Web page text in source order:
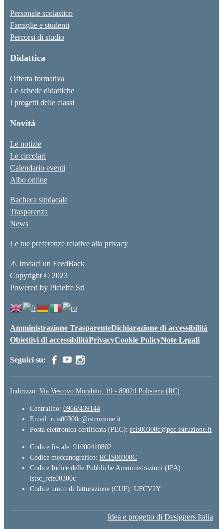
Personale scolastico
Famiglie e studenti
Percorsi di studio
Didattica
Offerta formativa
Le schede didattiche
I progetti delle classi
Novità
Le notizie
Le circolari
Calendario eventi
Albo online
Bacheca sindacale
Trasparenza
News
Le tue preferenze relative alla privacy
⚠️ Inviaci un FeedBack
Copyright © 2023
Powered by Picieffe Srl
Amministrazione TrasparenteDichiarazione di accessibilità
Obiettivi di accessibilitàPrivacyCookie PolicyNote Legali
Seguici su:
Indirizzo: Via Vescovo Morabito, 19 - 89024 Polistena (RC)
Centralino: 0966/439144
Email: rcis00300c@istruzione.it
Posta elettronica certificata (PEC): rcis00300c@pec.istruzione.it
Codice fiscale: 91000410802
Codice meccanografico: RCIS00300C
Codice Indice delle Pubbliche Amministrazioni (IPA):
istsc_rcis00300c
Codice unico di fatturazione (CUF): UFCV2Y
Idea e progetto di Designers Italia